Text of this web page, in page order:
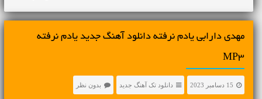
مهدی دارابی یادم نرفته دانلود آهنگ جدید یادم نرفته
MP3
15 دسامبر 2023 دانلود تک آهنگ جدید بدون نظر